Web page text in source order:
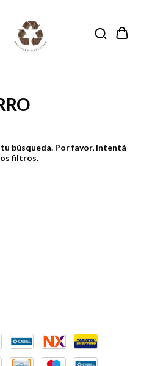
búsqueda. Por favor, intentá
filtros.